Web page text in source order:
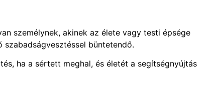
személynek, akinek az élete vagy testi épsége
büntetendő.
ha a sértett meghal, és életét a segítségnyújtás